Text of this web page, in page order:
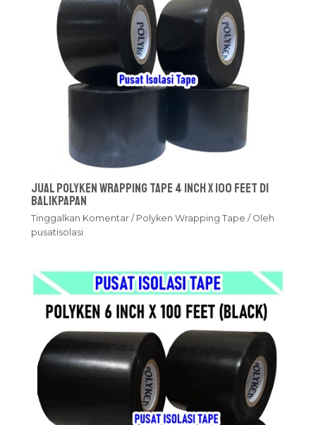
Jual Polyken Wrapping Tape 4 Inch x 100 Feet Di
Balikpapan
Tinggalkan Komentar / Polyken Wrapping Tape / Oleh
pusatisolasi